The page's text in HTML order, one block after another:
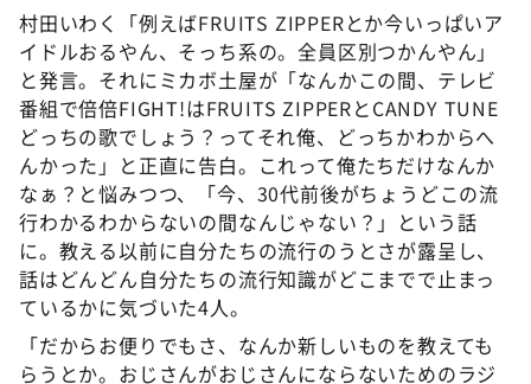
村田いわく「例えばFRUITS ZIPPERとか今いっぱいア
イドルおるやん、そっち系の。全員区別つかんやん」
と発言。それにミカボ土屋が「なんかこの間、テレビ
番組で倍倍FIGHT!はFRUITS ZIPPERとCANDY TUNE
どっちの歌でしょう？ってそれ俺、どっちかわからへ
んかった」と正直に告白。これって俺たちだけなんか
なぁ？と悩みつつ、「今、30代前後がちょうどこの流
行わかるわからないの間なんじゃない？」という話
に。教える以前に自分たちの流行のうとさが露呈し、
話はどんどん自分たちの流行知識がどこまでで止まっ
ているかに気づいた4人。
「だからお便りでもさ、なんか新しいものを教えても
らうとか。おじさんがおじさんにならないためのラジ